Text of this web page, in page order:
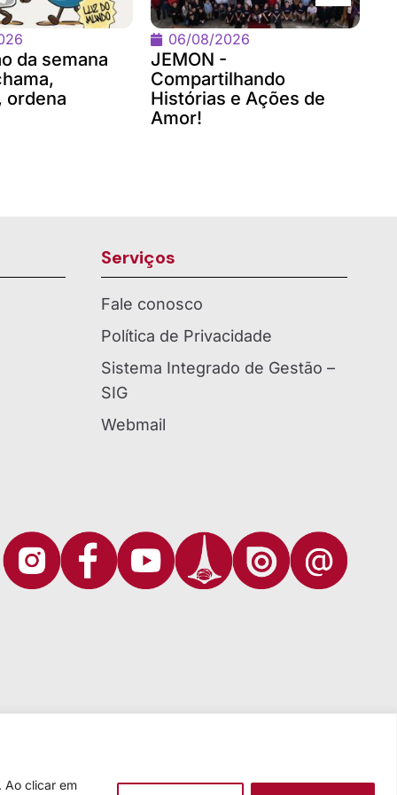
Ao clicar em
da semana
ordena
06/08/2026
JEMON -
Compartilhando
Histórias e Ações de
Amor!
Serviços
Fale conosco
Política de Privacidade
Sistema Integrado de Gestão –
SIG
Webmail